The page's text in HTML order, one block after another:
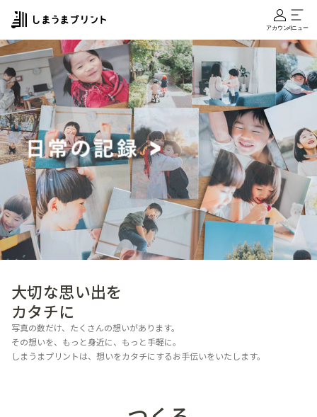
アカウントメニュー
大切な思い出を
カタチに
写真の数だけ、たくさんの想いがあります。
その想いを、もっと身近に、もっと手軽に。
しまうまプリントは、想いをカタチにするお手伝いをいたします。